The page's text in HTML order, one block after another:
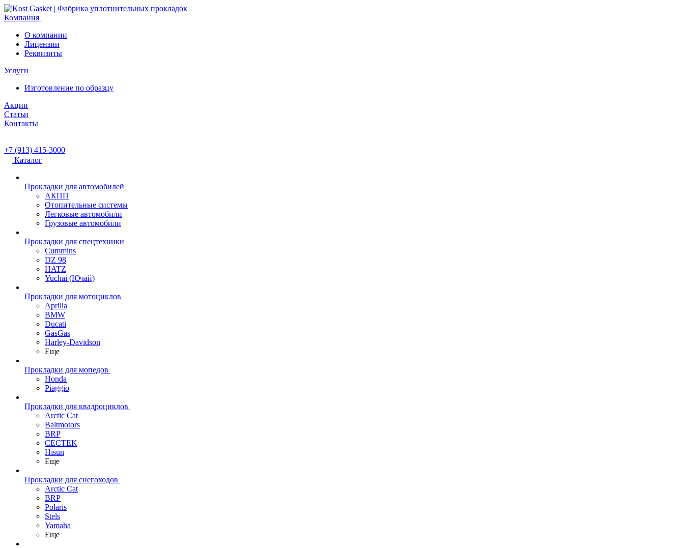
Компания
О компании
Лицензии
Реквизиты
Услуги
Изготовление по образцу
Акции
Статьи
Контакты
+7 (913) 415-3000
Каталог
Прокладки для автомобилей
АКПП
Отопительные системы
Легковые автомобили
Грузовые автомобили
Прокладки для спецтехники
Cummins
DZ 98
HATZ
Yuchai (Ючай)
Прокладки для мотоциклов
Aprilia
BMW
Ducati
GasGas
Harley-Davidson
Еще
Прокладки для мопедов
Honda
Piaggio
Прокладки для квадроциклов
Arctic Cat
Baltmotors
BRP
CECTEK
Hisun
Еще
Прокладки для снегоходов
Arctic Cat
BRP
Polaris
Stels
Yamaha
Еще